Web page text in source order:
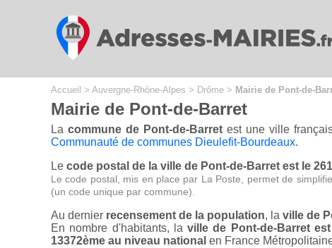
Accueil > Auvergne-Rhône-Alpes > Drôme > Mairie de Pont-de-
Mairie de Pont-de-Barret
La commune de Pont-de-Barret est une ville
Communauté de communes Dieulefit-Bourdeaux.
Le code postal de la ville de Pont-de-Barret est le
Le code postal, mis en place par La Poste, permet de
(un code unique par commune).
Au dernier recensement de la population, la ville de
En nombre d'habitants, laville de Pont-de-Barret
13372ème au niveau national en France